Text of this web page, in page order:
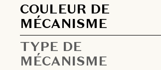
COULEUR DE
MÉCANISME
TYPE DE
MÉCANISME